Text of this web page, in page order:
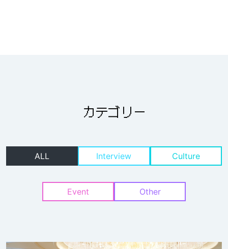
カテゴリー
ALL Interview Culture
Event Other